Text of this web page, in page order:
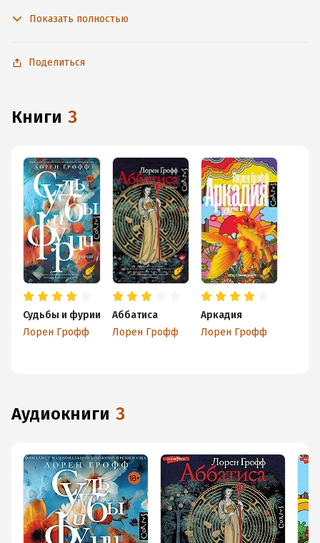
Android, чтобы не расставаться с любимыми произведениями
Показать полностью
Поделиться
книги 3
Судьбы и фурии
Лорен Грофф
Аббатиса
Лорен Грофф
Аркадия
Лорен Грофф
аудиокниги 3